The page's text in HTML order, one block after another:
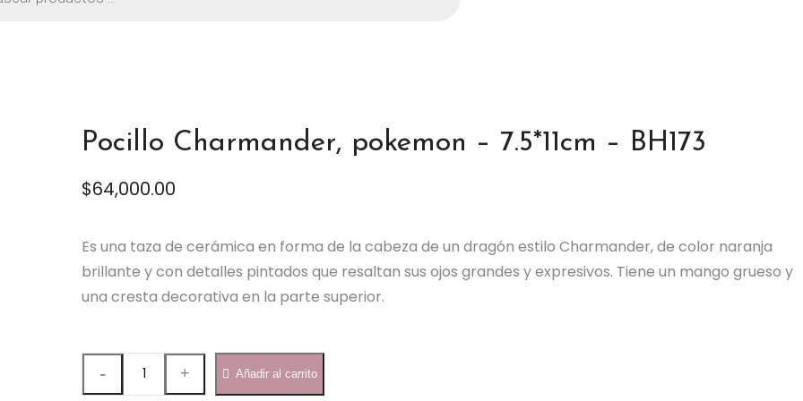
Pocillo Charmander, pokemon – 7.5*11cm – BH173
$64,000.00
Es una taza de cerámica en forma de la cabeza de un dragón estilo Charmander, de color naranja
brillante y con detalles pintados que resaltan sus ojos grandes y expresivos. Tiene un mango grueso y
una cresta decorativa en la parte superior.
Añadir al carrito